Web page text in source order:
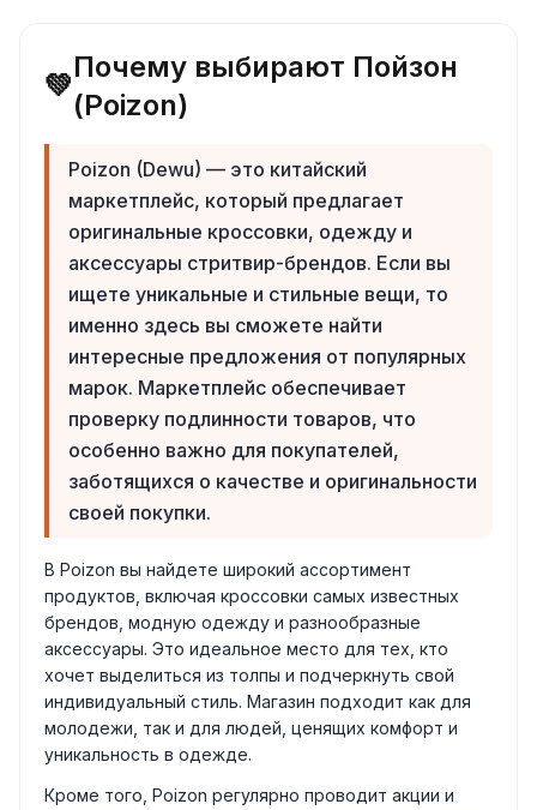
💚
Почему выбирают Пойзон
(Poizon)
Poizon (Dewu) — это китайский
маркетплейс, который предлагает
оригинальные кроссовки, одежду и
аксессуары стритвир-брендов. Если вы
ищете уникальные и стильные вещи, то
именно здесь вы сможете найти
интересные предложения от популярных
марок. Маркетплейс обеспечивает
проверку подлинности товаров, что
особенно важно для покупателей,
заботящихся о качестве и оригинальности
своей покупки.
В Poizon вы найдете широкий ассортимент
продуктов, включая кроссовки самых известных
брендов, модную одежду и разнообразные
аксессуары. Это идеальное место для тех, кто
хочет выделиться из толпы и подчеркнуть свой
индивидуальный стиль. Магазин подходит как для
молодежи, так и для людей, ценящих комфорт и
уникальность в одежде.
Кроме того, Poizon регулярно проводит акции и